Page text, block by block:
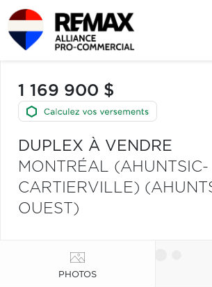
1 169 900 $
DUPLEX À VENDRE
MONTRÉAL (AHUNTSIC-
CARTIERVILLE)
OUEST)
PHOTOS